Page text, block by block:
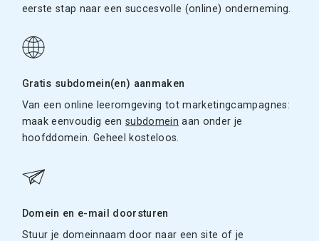
eerste stap naar een succesvolle (online) onderneming.
Gratis subdomein(en) aanmaken
Van een online leeromgeving tot marketingcampagnes:
maak eenvoudig eensubdomein aan onder je
hoofddomein. Geheel kosteloos.
Domein en e-mail doorsturen
Stuur je domeinnaam door naar een site of je